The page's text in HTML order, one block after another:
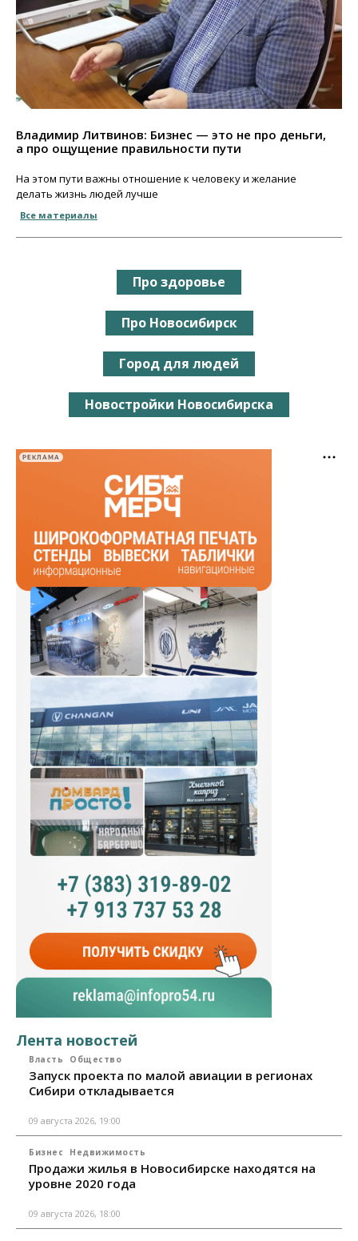
Владимир Литвинов: Бизнес — это не про деньги,
а про ощущение правильности пути
На этом пути важны отношение к человеку и желание
делать жизнь людей лучше
Все материалы
Про здоровье
Про Новосибирск
Город для людей
Новостройки Новосибирска
РЕКЛАМА
Лента новостей
Власть Общество
Запуск проекта по малой авиации в регионах
Сибири откладывается
09 августа 2026, 19:00
Бизнес Недвижимость
Продажи жилья в Новосибирске находятся на
уровне 2020 года
09 августа 2026, 18:00